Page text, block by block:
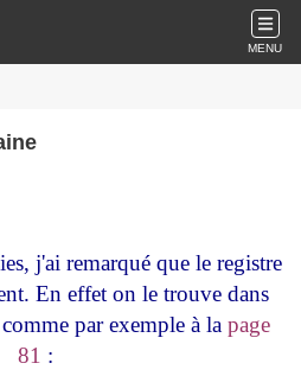
MENU
j'ai remarqué que le registre
En effet on le trouve dans
par exemple à la page
81 :